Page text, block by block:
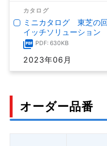
カタログ
ミニカタログ 東芝の
イッチソリューション
PDF: 630KB
2023年06月
オーダー品番